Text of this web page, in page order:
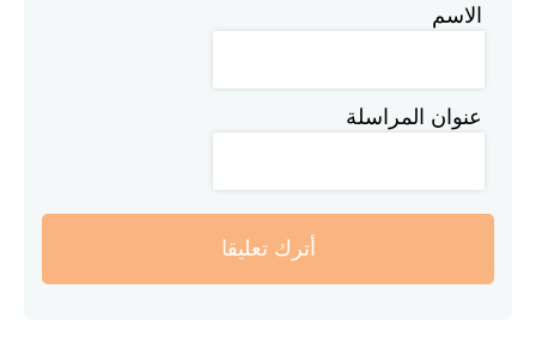
الاسم
عنوان المراسلة
أترك تعليقا